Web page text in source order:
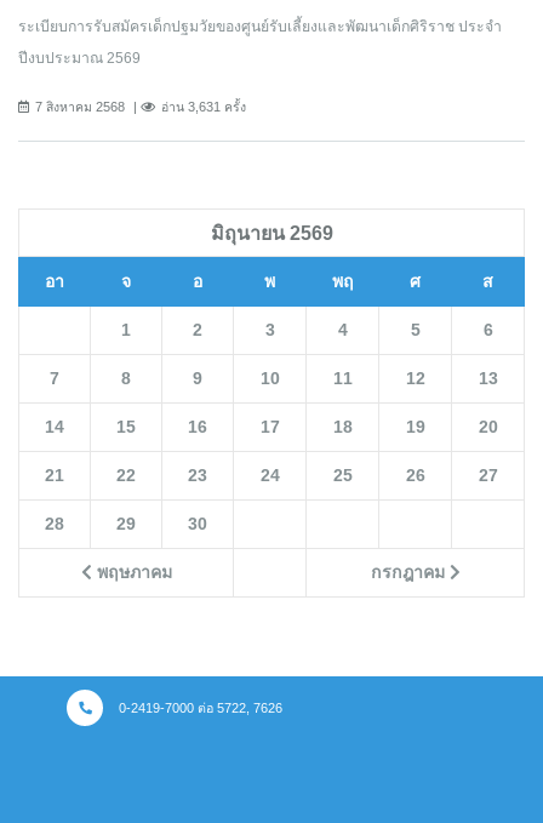
ระเบียบการรับสมัครเด็กปฐมวัยของศูนย์รับเลี้ยงและพัฒนาเด็กศิริราช ประจำ
ปีงบประมาณ 2569
7 สิงหาคม 2568 อ่าน 3,631 ครั้ง
มิถุนายน 2569
อา จ อ พ พฤ ศ ส
พฤษภาคม กรกฎาคม
1 2 3 4 5 6
7 8 9 10 11 12 13
14 15 16 17 18 19 20
21 22 23 24 25 26 27
28 29 30
0-2419-7000 ต่อ 5722, 7626